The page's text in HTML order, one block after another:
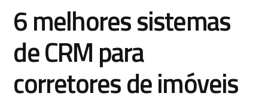
6 melhores sistemas
de CRM para
corretores de imóveis